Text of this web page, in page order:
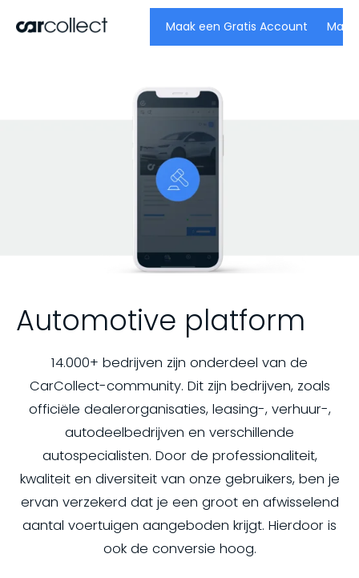
Maak een Gratis Account
Automotive platform
14.000+ bedrijven zijn onderdeel van de
CarCollect-community. Dit zijn bedrijven, zoals
officiële dealerorganisaties, leasing-, verhuur-,
autodeelbedrijven en verschillende
autospecialisten. Door de professionaliteit,
kwaliteit en diversiteit van onze gebruikers, ben je
ervan verzekerd dat je een groot en afwisselend
aantal voertuigen aangeboden krijgt. Hierdoor is
ook de conversie hoog.